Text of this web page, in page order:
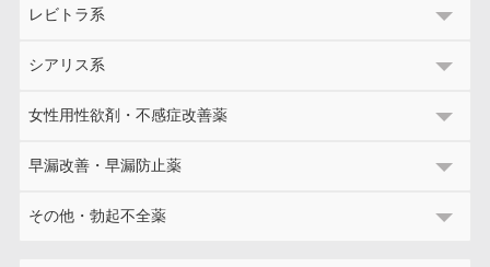
レビトラ系
シアリス系
女性用性欲剤・不感症改善薬
早漏改善・早漏防止薬
その他・勃起不全薬